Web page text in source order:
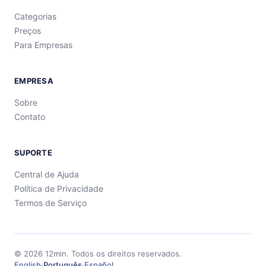
Categorias
Preços
Para Empresas
EMPRESA
Sobre
Contato
SUPORTE
Central de Ajuda
Política de Privacidade
Termos de Serviço
© 2026 12min. Todos os direitos reservados.